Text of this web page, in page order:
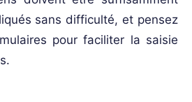
sans difficulté, et pensez
pour faciliter la saisie